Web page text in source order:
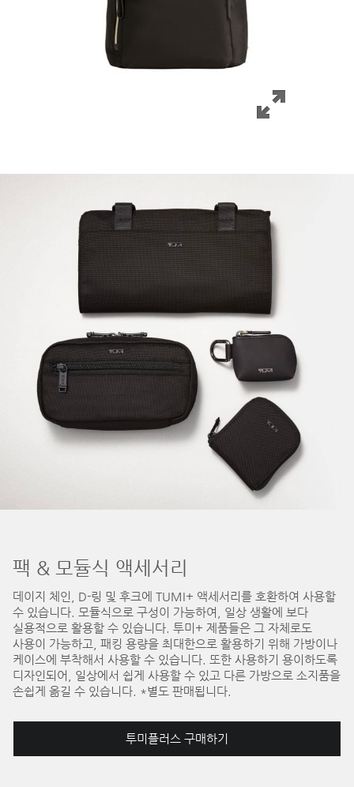
팩 & 모듈식 액세서리
데이지 체인, D-링 및 후크에 TUMI+ 액세서리를 호환하여 사용할
수 있습니다. 모듈식으로 구성이 가능하여, 일상 생활에 보다
실용적으로 활용할 수 있습니다. 투미+ 제품들은 그 자체로도
사용이 가능하고, 패킹 용량을 최대한으로 활용하기 위해 가방이나
케이스에 부착해서 사용할 수 있습니다. 또한 사용하기 용이하도록
디자인되어, 일상에서 쉽게 사용할 수 있고 다른 가방으로 소지품을
손쉽게 옮길 수 있습니다. *별도 판매됩니다.
투미플러스 구매하기